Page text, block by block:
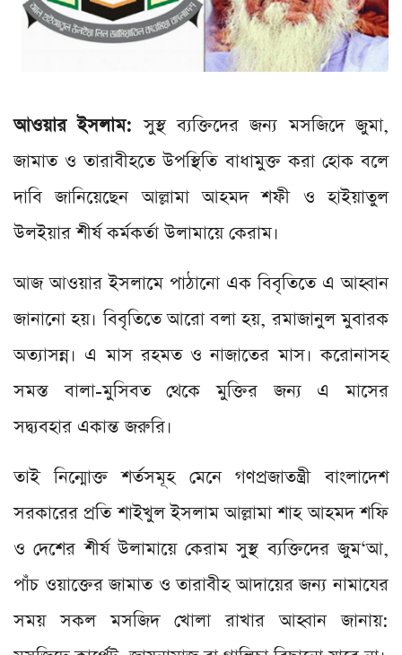
আওয়ার ইসলাম: সুস্থ ব্যক্তিদের জন্য মসজিদে জুমা,
জামাত ও তারাবীহতে উপস্থিতি বাধামুক্ত করা হোক বলে
দাবি জানিয়েছেন আল্লামা আহমদ শফী ও হাইয়াতুল
উলইয়ার শীর্ষ কর্মকর্তা উলামায়ে কেরাম।
আজ আওয়ার ইসলামে পাঠানো এক বিবৃতিতে এ আহ্বান
জানানো হয়। বিবৃতিতে আরো বলা হয়, রমাজানুল মুবারক
অত্যাসন্ন। এ মাস রহমত ও নাজাতের মাস। করোনাসহ
সমস্ত বালা-মুসিবত থেকে মুক্তির জন্য এ মাসের
সদ্ব্যবহার একান্ত জরুরি।
তাই নিন্মোক্ত শর্তসমূহ মেনে গণপ্রজাতন্ত্রী বাংলাদেশ
সরকারের প্রতি শাইখুল ইসলাম আল্লামা শাহ আহমদ শফি
ও দেশের শীর্ষ উলামায়ে কেরাম সুস্থ ব্যক্তিদের জুম‘আ,
পাঁচ ওয়াক্তের জামাত ও তারাবীহ আদায়ের জন্য নামাযের
সময় সকল মসজিদ খোলা রাখার আহ্বান জানায়: